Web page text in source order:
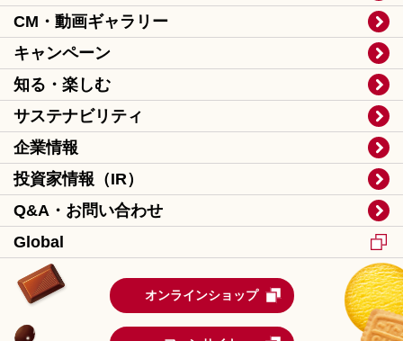
CM・動画ギャラリー
キャンペーン
知る・楽しむ
サステナビリティ
企業情報
投資家情報（IR）
Q&A・お問い合わせ
Global
オンラインショップ